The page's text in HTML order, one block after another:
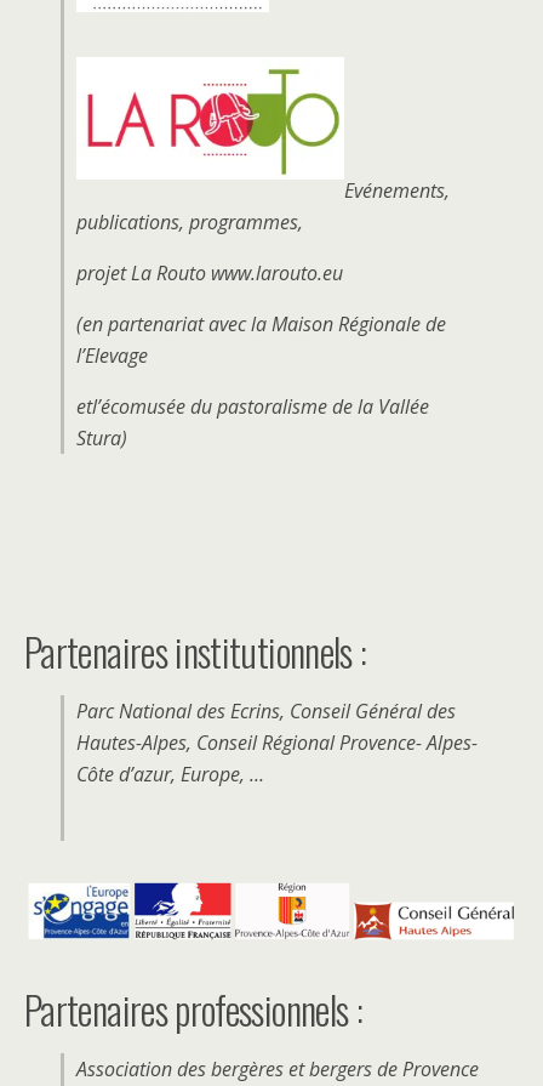
Evénements,
publications, programmes,
projet La Routo www.larouto.eu
(en partenariat avec la Maison Régionale de
l’Elevage
etl’écomusée du pastoralisme de la Vallée
Stura)
Partenaires institutionnels :
Parc National des Ecrins, Conseil Général des
Hautes-Alpes, Conseil Régional Provence- Alpes-
Côte d’azur, Europe, …
Partenaires professionnels :
Association des bergères et bergers de Provence